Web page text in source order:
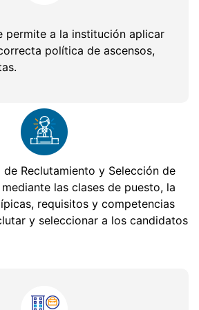
permite a la institución aplicar
política de ascensos,
Reclutamiento y Selección de
las clases de puesto, la
requisitos y competencias
y seleccionar a los candidatos